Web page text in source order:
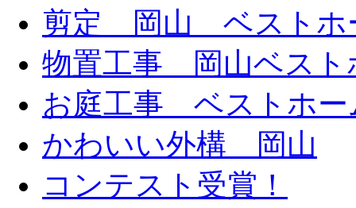
剪定 岡山 ベストホ
物置工事 岡山ベスト
お庭工事 ベストホー
かわいい外構 岡山
コンテスト受賞！